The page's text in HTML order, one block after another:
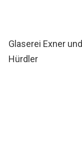
Glaserei Exner und
Hürdler